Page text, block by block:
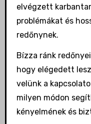
elvégzett
problémákat és
redőnynek.
Bízza ránk
hogy elégedett
velünk a
milyen módon
kényelmének és